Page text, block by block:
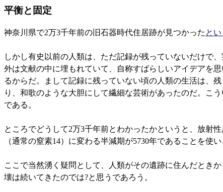
平衡と固定
神奈川県で2万3千年前の旧石器時代住居跡が見つかった と
しかし有史以前の人類は、ただ記録が残っていないだけで
外は文献の中に埋もれていて、自称すばらしいアイデアを
るからだ。まして記録に残っていない頃の人類の生活は、
り、和歌のような大胆にして繊細な芸術があったのだ。こ
である。
ところでどうして2万3千年前とわかったかというと、放射
（通常の窒素14）に変わる半減期が5730年であることを使
ここで当然湧く疑問として、人類がその遺跡に住んだとき
壊は続いてきたのでは?と思うであろう。